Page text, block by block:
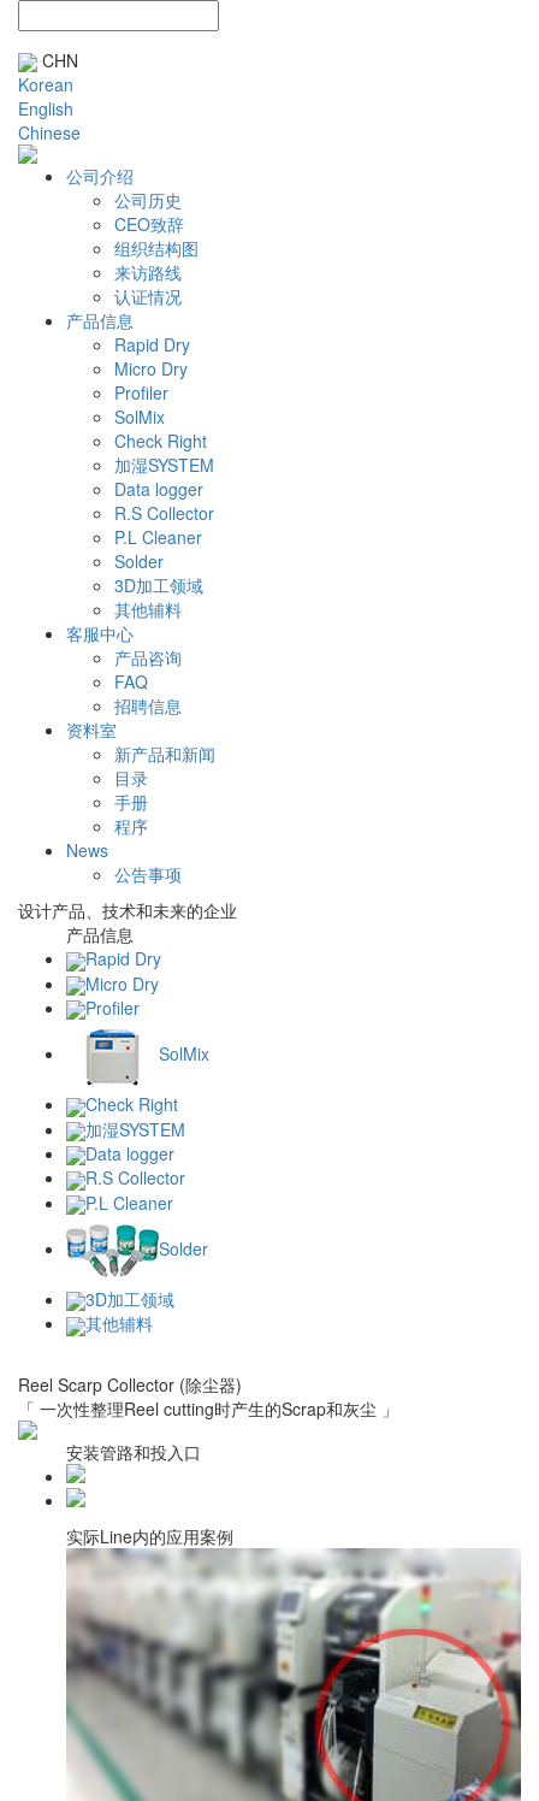
CHN
Korean
English
Chinese
公司介绍
公司历史
CEO致辞
组织结构图
来访路线
认证情况
产品信息
Rapid Dry
Micro Dry
Profiler
SolMix
Check Right
加湿SYSTEM
Data logger
R.S Collector
P.L Cleaner
Solder
3D加工领域
其他辅料
客服中心
产品咨询
FAQ
招聘信息
资料室
新产品和新闻
目录
手册
程序
News
公告事项
设计产品、 技术和未来的企业
产品信息
Rapid Dry
Micro Dry
Profiler
SolMix
Check Right
加湿SYSTEM
Data logger
R.S Collector
P.L Cleaner
Solder
3D加工领域
其他辅料
Reel Scarp Collector (除尘器)
「 一次性整理Reel cutting时产生的Scrap和灰尘 」
安装管路和投入口
实际Line内的应用案例